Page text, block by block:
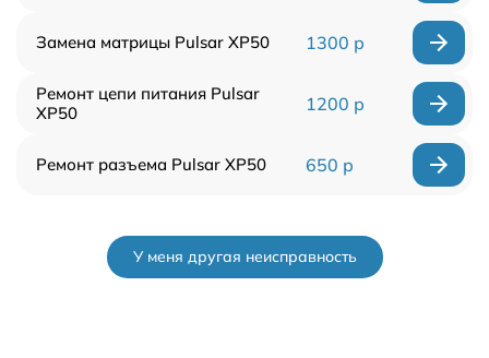
Замена матрицы Pulsar XP50 1300 р
Ремонт цепи питания Pulsar
XP50
1200 р
Ремонт разъема Pulsar XP50 650 р
У меня другая неисправность